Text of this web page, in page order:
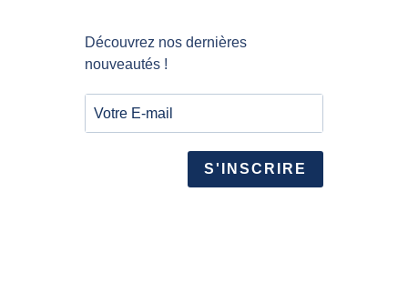
Découvrez nos dernières
nouveautés !
S'INSCRIRE